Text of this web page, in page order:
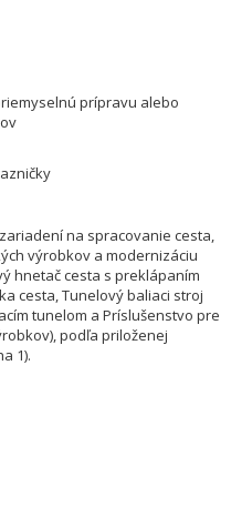
prípravu alebo
na spracovanie cesta,
výrobkov a modernizáciu
hnetač cesta s preklápaním
cesta, Tunelový baliaci stroj
tunelom a Príslušenstvo pre
podľa priloženej
1).